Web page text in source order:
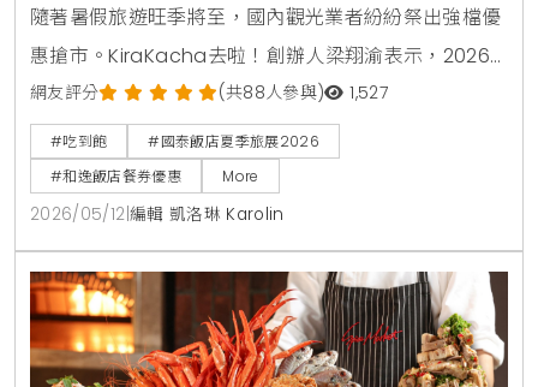
隨著暑假旅遊旺季將至，國內觀光業者紛紛祭出強檔優
惠搶市。KiraKacha去啦！創辦人梁翔渝表示，2026
年的消費趨勢更傾向於一站式的體驗與高彈性的餐飲組
合。本次國泰飯店夏季線上旅展不僅在價格上展現誠
意，更透過跨館通用券與知名卡通IP聯名，精準鎖定親
子客群與小資上班族的日常消費痛點 。
網友評分 (共88人參與) 1,527
#吃到飽
#國泰飯店夏季旅展2026
#和逸飯店餐券優惠
More
2026/05/12 編輯 凱洛琳 Karolin